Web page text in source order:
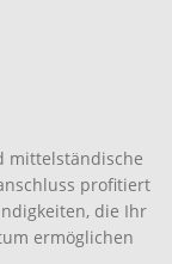
mittelständische
profitiert
die Ihr
ermöglichen